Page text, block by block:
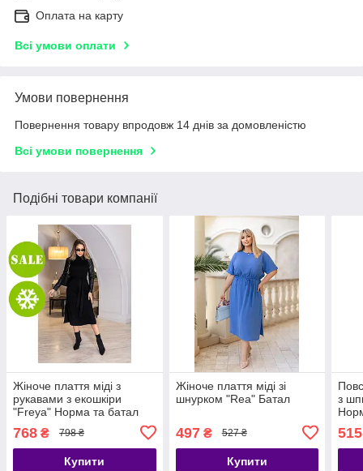
Оплата на карту
Всі умови оплати
Умови повернення
Повернення товару впродовж 14 днів за домовленістю
Всі умови повернення
Подібні товари компанії
Жіноче плаття міді з
рукавами з екошкіри
"Freya" Норма та батал
768 ₴ 798 ₴
Купити
Жіноче плаття міді зі
шнурком "Rea" Батал
497₴ 527 ₴
Купити
з
515